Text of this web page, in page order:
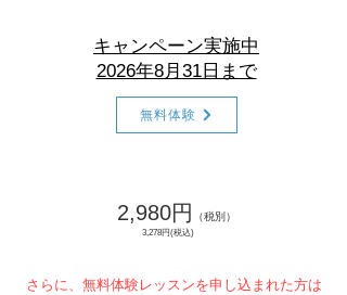
キャンペーン実施中
2026年8月31日まで
無料体験
2,980円 （税別）
3,278円(税込)
さらに、無料体験レッスンを申し込まれた方は